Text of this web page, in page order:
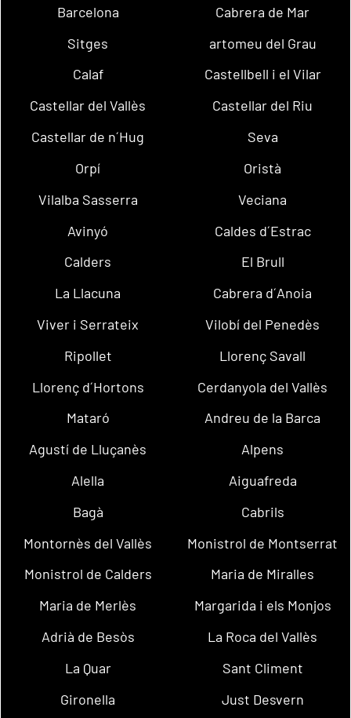
Barcelona
Cabrera de Mar
Sitges
artomeu del Grau
Calaf
Castellbell i el Vilar
Castellar del Vallès
Castellar del Riu
Castellar de n´Hug
Seva
Orpí
Oristà
Vilalba Sasserra
Veciana
Avinyó
Caldes d´Estrac
Calders
El Brull
La Llacuna
Cabrera d´Anoia
Viver i Serrateix
Vilobí del Penedès
Ripollet
Llorenç Savall
Llorenç d´Hortons
Cerdanyola del Vallès
Mataró
Andreu de la Barca
Agustí de Lluçanès
Alpens
Alella
Aiguafreda
Bagà
Cabrils
Montornès del Vallès
Monistrol de Montserrat
Monistrol de Calders
Maria de Miralles
Maria de Merlès
Margarida i els Monjos
Adrià de Besòs
La Roca del Vallès
La Quar
Sant Climent
Gironella
Just Desvern